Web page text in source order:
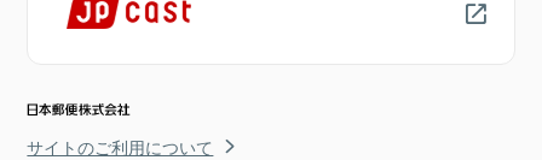
サイトのご利用について